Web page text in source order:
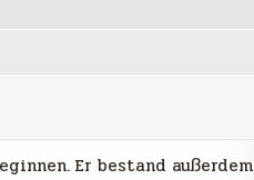
Er bestand außerdem